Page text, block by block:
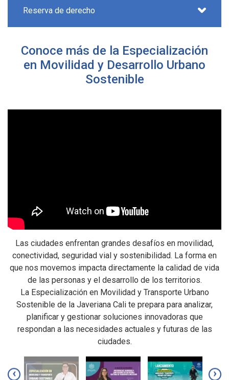
Reserva de derecho
Conoce más de la Especialización
en Movilidad y Desarrollo Urbano
Sostenible
Las ciudades enfrentan grandes desafíos en movilidad,
conectividad, seguridad vial y sostenibilidad. La forma en
que nos movemos impacta directamente la calidad de vida
de las personas y el desarrollo de los territorios.
La Especialización en Movilidad y Transporte Urbano
Sostenible de la Javeriana Cali te prepara para analizar,
planificar y gestionar soluciones innovadoras que
respondan a las necesidades actuales y futuras de las
ciudades.
‹ ›